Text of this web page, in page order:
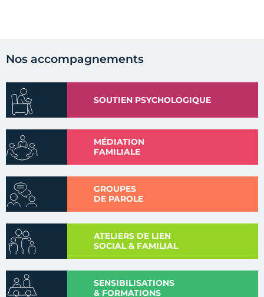
Nos accompagnements
SOUTIEN PSYCHOLOGIQUE
MÉDIATION
FAMILIALE
GROUPES
DE PAROLE
ATELIERS DE LIEN
SOCIAL & FAMILIAL
SENSIBILISATIONS
& FORMATIONS